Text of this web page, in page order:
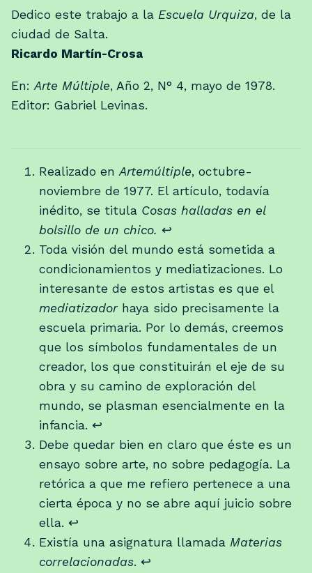
Dedico este trabajo a la Escuela Urquiza, de la
ciudad de Salta.
Ricardo Martín-Crosa
En: Arte Múltiple, Año 2, N° 4, mayo de 1978.
Editor: Gabriel Levinas.
Realizado en Artemúltiple, octubre-
noviembre de 1977. El artículo, todavía
inédito, se titula Cosas halladas en el
bolsillo de un chico. ↩
Toda visión del mundo está sometida a
condicionamientos y mediatizaciones. Lo
interesante de estos artistas es que el
mediatizadorhaya sido precisamente la
escuela primaria. Por lo demás, creemos
que los símbolos fundamentales de un
creador, los que constituirán el eje de su
obra y su camino de exploración del
mundo, se plasman esencialmente en la
infancia. ↩
Debe quedar bien en claro que éste es un
ensayo sobre arte, no sobre pedagogía. La
retórica a que me refiero pertenece a una
cierta época y no se abre aquí juicio sobre
ella. ↩
Existía una asignatura llamada Materias
correlacionadas. ↩